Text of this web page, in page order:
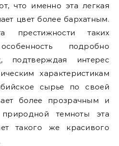
что именно эта легкая
цвет более бархатным.
престижности таких
подробно
, подтверждая интерес
характеристикам
сырье по своей
более прозрачным и
темноты эта
такого же красивого